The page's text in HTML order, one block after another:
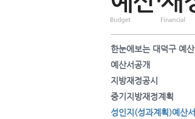
한눈에보는 대덕구 예산
예산서공개
지방재정공시
중기지방재정계획
성인지(성과계획)예산서